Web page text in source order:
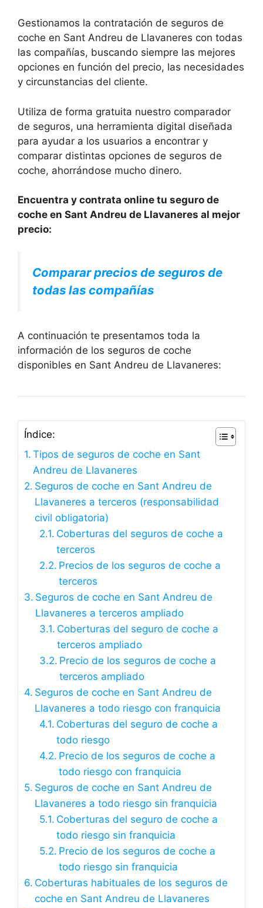
Gestionamos la contratación de seguros de
coche en Sant Andreu de Llavaneres con todas
las compañías, buscando siempre las mejores
opciones en función del precio, las necesidades
y circunstancias del cliente.
Utiliza de forma gratuita nuestro comparador
de seguros, una herramienta digital diseñada
para ayudar a los usuarios a encontrar y
comparar distintas opciones de seguros de
coche, ahorrándose mucho dinero.
Encuentra y contrata online tu seguro de
coche en Sant Andreu de Llavaneres al mejor
precio:
Comparar precios de seguros de
todas las compañías
A continuación te presentamos toda la
información de los seguros de coche
disponibles en Sant Andreu de Llavaneres:
Índice:
Tipos de seguros de coche en Sant
Andreu de Llavaneres
Seguros de coche en Sant Andreu de
Llavaneres a terceros (responsabilidad
civil obligatoria)
Coberturas del seguros de coche a
terceros
Precios de los seguros de coche a
terceros
Seguros de coche en Sant Andreu de
Llavaneres a terceros ampliado
Coberturas del seguro de coche a
terceros ampliado
Precio de los seguros de coche a
terceros ampliado
Seguros de coche en Sant Andreu de
Llavaneres a todo riesgo con franquicia
Coberturas del seguro de coche a
todo riesgo
Precio de los seguros de coche a
todo riesgo con franquicia
Seguros de coche en Sant Andreu de
Llavaneres a todo riesgo sin franquicia
Coberturas del seguro de coche a
todo riesgo sin franquicia
Precio de los seguros de coche a
todo riesgo sin franquicia
Coberturas habituales de los seguros de
coche en Sant Andreu de Llavaneres